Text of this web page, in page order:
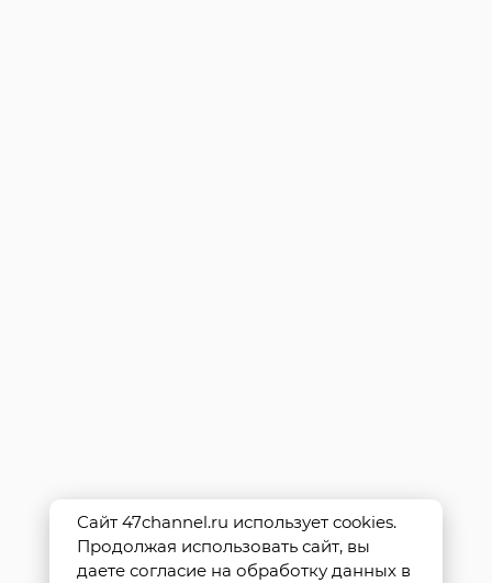
Сайт 47channel.ru использует cookies.
Продолжая использовать сайт, вы
даете согласие на обработку данных в